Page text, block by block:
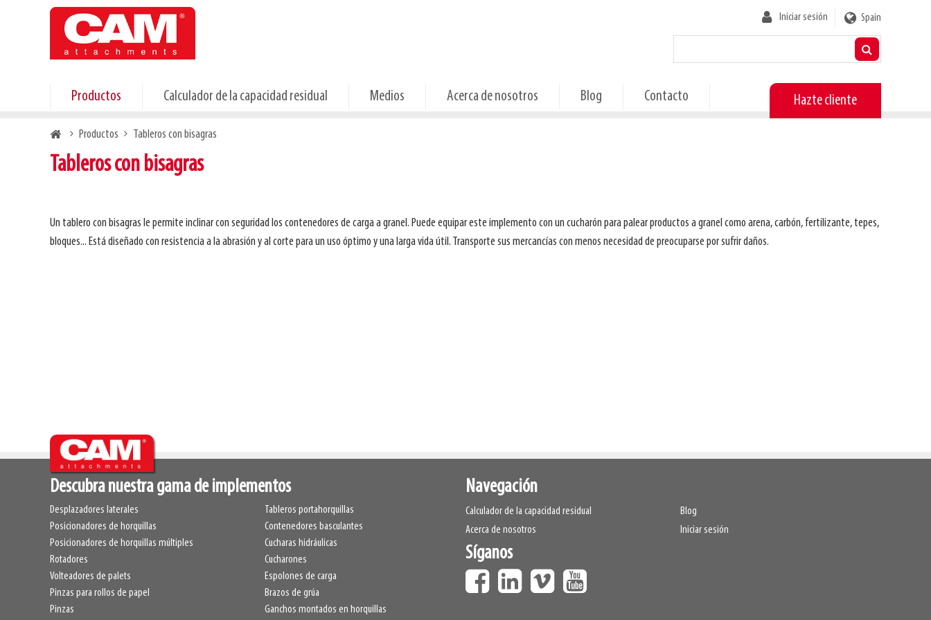
User
account
Iniciar sesión Spain
Productos Calculador de la capacidad residual Medios Acerca de nosotros Blog Contacto Hazte cliente
BreadcrumbProductos Tableros con bisagras
Tableros con bisagras
Un tablero con bisagras le permite inclinar con seguridad los contenedores de carga a granel. Puede equipar este implemento con un cucharón para palear productos a granel como arena, carbón, fertilizante, tepes,
bloques... Está diseñado con resistencia a la abrasión y al corte para un uso óptimo y una larga vida útil. Transporte sus mercancías con menos necesidad de preocuparse por sufrir daños.
Descubra nuestra gama de implementos
Desplazadores laterales
Posicionadores de horquillas
Posicionadores de horquillas múltiples
Rotadores
Volteadores de palets
Pinzas para rollos de papel
Pinzas
Tableros portahorquillas
Contenedores basculantes
Cucharas hidráulicas
Cucharones
Espolones de carga
Brazos de grúa
Ganchos montados en horquillas
Navegación
Calculador de la capacidad residual
Acerca de nosotros
Blog
Iniciar sesión
Síganos